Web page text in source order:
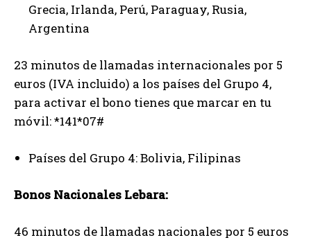
Grecia, Irlanda, Perú, Paraguay, Rusia,
Argentina
23 minutos de llamadas internacionales por 5
euros (IVA incluido) a los países del Grupo 4,
para activar el bono tienes que marcar en tu
móvil: *141*07#
Países del Grupo 4: Bolivia, Filipinas
Bonos Nacionales Lebara:
46 minutos de llamadas nacionales por 5 euros